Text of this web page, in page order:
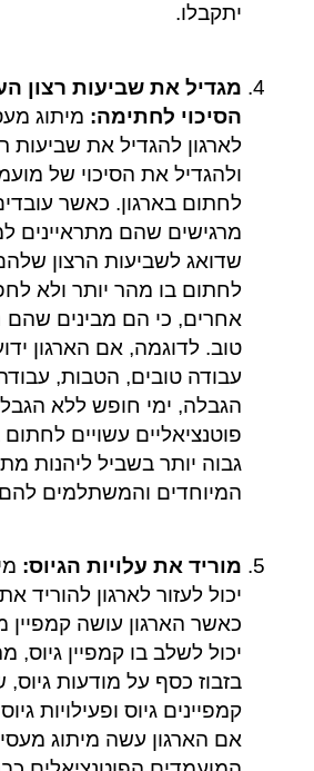
יתקבלו.
מגדיל את שביעות רצון
הסיכוי לחתימה: מיתוג
לארגון להגדיל את שביעות
ולהגדיל את הסיכוי של
לחתום בארגון. כאשר
מרגישים שהם מתראיינים
שדואג לשביעות הרצון
לחתום בו מהר יותר ולא
אחרים, כי הם מבינים שהם
טוב. לדוגמה, אם הארגון
עבודה טובים, הטבות,
הגבלה, ימי חופש ללא
פוטנציאליים עשויים לחתום
גבוה יותר בשביל ליהנות
המיוחדים והמשתלמים
מוריד את עלויות הגיוס:
יכול לעזור לארגון להוריד
כאשר הארגון עושה קמפיין
יכול לשלב בו קמפיין גיוס,
בזבוז כסף על מודעות גיוס,
קמפיינים גיוס ופעילויות
אם הארגון עשה מיתוג